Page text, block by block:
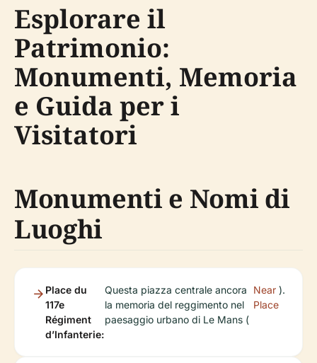
Esplorare il
Patrimonio:
Monumenti, Memoria
e Guida per i
Visitatori
Monumenti e Nomi di
Luoghi
Place du
117e
Régiment
d’Infanterie:
Questa piazza centrale ancora
la memoria del reggimento nel
paesaggio urbano di Le Mans (
Near
Place
).